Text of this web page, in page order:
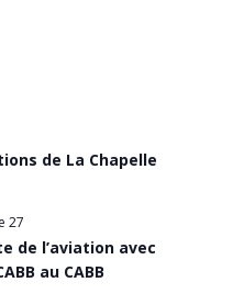
de La Chapelle
27
de l’aviation avec
au CABB